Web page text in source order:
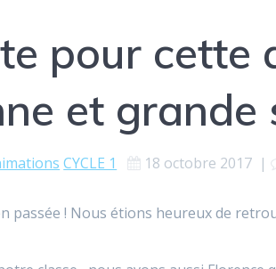
pour cette
et grande
CYCLE 1 18 octobre 2017 |
passée ! Nous étions heureux de